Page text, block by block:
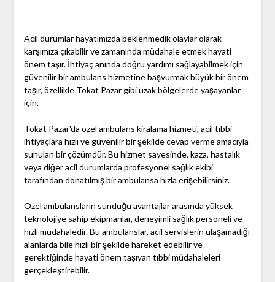
Acil durumlar hayatımızda beklenmedik olaylar olarak
karşımıza çıkabilir ve zamanında müdahale etmek hayati
önem taşır. İhtiyaç anında doğru yardımı sağlayabilmek için
güvenilir bir ambulans hizmetine başvurmak büyük bir önem
taşır, özellikle Tokat Pazar gibi uzak bölgelerde yaşayanlar
için.
Tokat Pazar'da özel ambulans kiralama hizmeti, acil tıbbi
ihtiyaçlara hızlı ve güvenilir bir şekilde cevap verme amacıyla
sunulan bir çözümdür. Bu hizmet sayesinde, kaza, hastalık
veya diğer acil durumlarda profesyonel sağlık ekibi
tarafından donatılmış bir ambulansa hızla erişebilirsiniz.
Özel ambulansların sunduğu avantajlar arasında yüksek
teknolojiye sahip ekipmanlar, deneyimli sağlık personeli ve
hızlı müdahaledir. Bu ambulanslar, acil servislerin ulaşamadığı
alanlarda bile hızlı bir şekilde hareket edebilir ve
gerektiğinde hayati önem taşıyan tıbbi müdahaleleri
gerçekleştirebilir.